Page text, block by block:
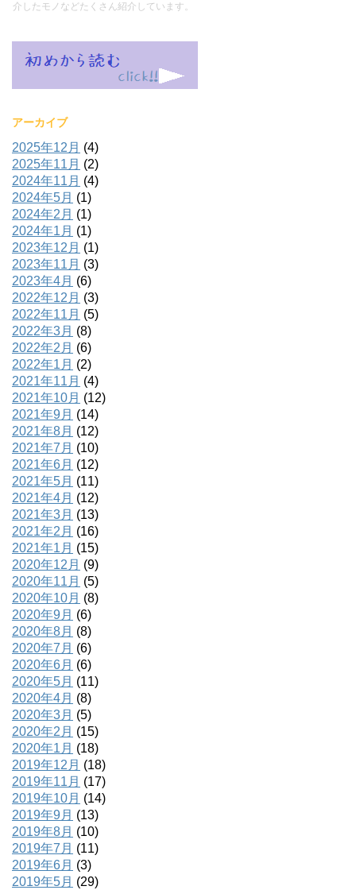
介したモノなどたくさん紹介しています。
アーカイブ
2025年12月 (4)
2025年11月 (2)
2024年11月 (4)
2024年5月 (1)
2024年2月 (1)
2024年1月 (1)
2023年12月 (1)
2023年11月 (3)
2023年4月 (6)
2022年12月 (3)
2022年11月 (5)
2022年3月 (8)
2022年2月 (6)
2022年1月 (2)
2021年11月 (4)
2021年10月 (12)
2021年9月 (14)
2021年8月 (12)
2021年7月 (10)
2021年6月 (12)
2021年5月 (11)
2021年4月 (12)
2021年3月 (13)
2021年2月 (16)
2021年1月 (15)
2020年12月 (9)
2020年11月 (5)
2020年10月 (8)
2020年9月 (6)
2020年8月 (8)
2020年7月 (6)
2020年6月 (6)
2020年5月 (11)
2020年4月 (8)
2020年3月 (5)
2020年2月 (15)
2020年1月 (18)
2019年12月 (18)
2019年11月 (17)
2019年10月 (14)
2019年9月 (13)
2019年8月 (10)
2019年7月 (11)
2019年6月 (3)
2019年5月 (29)